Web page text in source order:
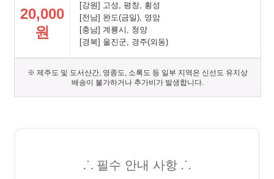
20,000
원
[강원] 고성, 평창, 횡성
[전남] 완도(금일), 영암
[충남] 계룡시, 청양
[경북] 울진군, 경주(외동)
※ 제주도 및 도서산간, 영종도, 소록도 등 일부 지역은 신선도 유지상
배송이 불가하거나 추가비가 발생합니다.
⸫ 필수 안내 사항 ⸫